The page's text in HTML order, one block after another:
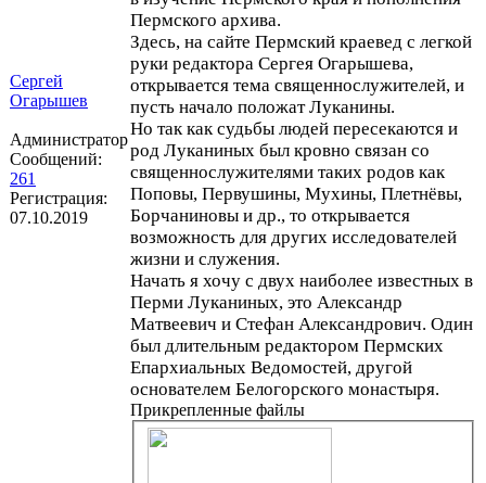
Сергей
Огарышев
Администратор
Сообщений:
261
Регистрация:
07.10.2019
Пермского архива.
Здесь, на сайте Пермский краевед с легкой
руки редактора Сергея Огарышева,
открывается тема священнослужителей, и
пусть начало положат Луканины.
Но так как судьбы людей пересекаются и
род Луканиных был кровно связан со
священнослужителями таких родов как
Поповы, Первушины, Мухины, Плетнёвы,
Борчаниновы и др., то открывается
возможность для других исследователей
жизни и служения.
Начать я хочу с двух наиболее известных в
Перми Луканиных, это Александр
Матвеевич и Стефан Александрович. Один
был длительным редактором Пермских
Епархиальных Ведомостей, другой
основателем Белогорского монастыря.
Прикрепленные файлы